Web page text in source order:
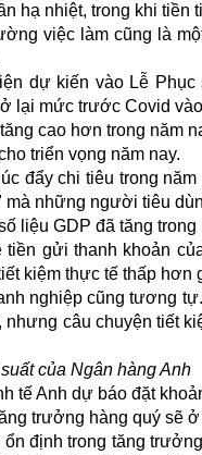
hạ nhiệt, trong khi tiền
việc làm cũng là
dự kiến vào Lễ
lại mức trước Covid
cao hơn trong năm
triển vọng năm nay.
đẩy chi tiêu trong
những người tiêu
liệu GDP đã tăng
gửi thanh khoản
kiệm thực tế thấp hơn
nghiệp cũng tương
nhưng câu chuyện tiết
của Ngân hàng Anh
tế Anh dự báo đặt
trưởng hàng quý sẽ
định trong tăng